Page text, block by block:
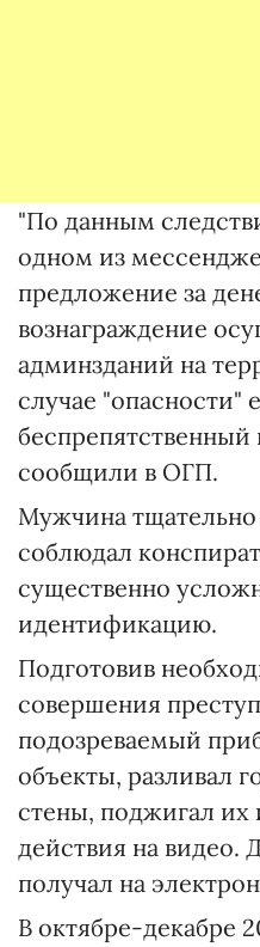
"По данным
одном из
предложение за
вознаграждение
админзданий на
случае "опасности"
беспрепятственный
сообщили в ОГП.
Мужчина тщательно
соблюдал
существенно
идентификацию.
Подготовив
совершения
подозреваемый
объекты, разливал
стены, поджигал их
действия на видео.
получал на
В октябре-декабре